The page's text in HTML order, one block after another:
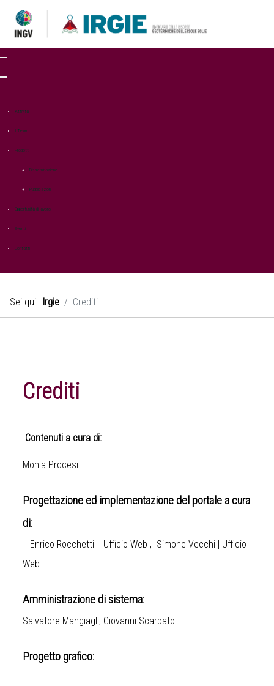
Attività
Il Team
Prodotti
Disseminazione
Pubblicazioni
Opportunità di lavoro
Eventi
Contatti
Sei qui: Irgie Crediti
Crediti
Contenuti a cura di:
Monia Procesi
Progettazione ed implementazione del portale a cura
di:
Enrico Rocchetti | Ufficio Web , Simone Vecchi | Ufficio
Web
Amministrazione di sistema:
Salvatore Mangiagli, Giovanni Scarpato
Progetto grafico: